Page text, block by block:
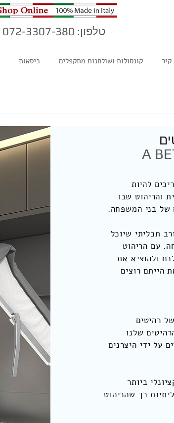
טלפון: 072-3307-380
כיסאות קונסולות ושולחנות מתקפלים
A
להיות
והריהוט שבו
של בני המשפחה.
תכליתי שיוכל
עם הריהוט
ולהוציא את
הייתם רוצים
רהיטים
שלנו
על ידי היצרנים
ביותר
כך שהריהוט